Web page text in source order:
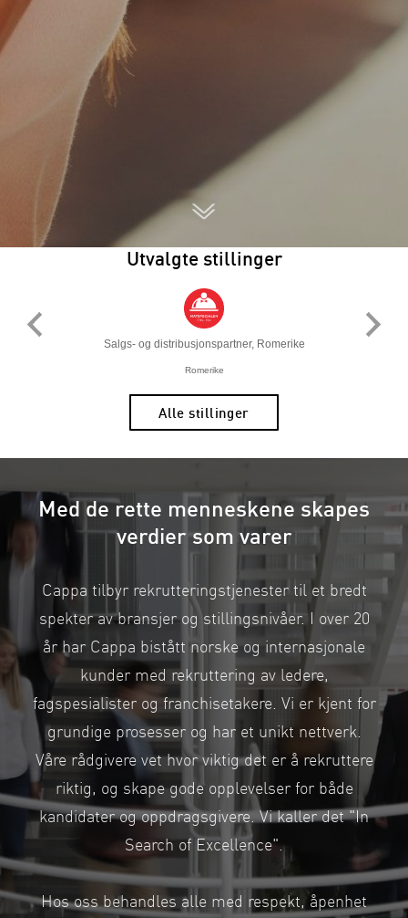
Utvalgte stillinger
Salgs- og distribusjonspartner, Romerike
Romerike
Alle stillinger
Med de rette menneskene skapes
verdier som varer
Cappa tilbyr rekrutteringstjenester til et bredt
spekter av bransjer og stillingsnivåer. I over 20
år har Cappa bistått norske og internasjonale
kunder med rekruttering av ledere,
fagspesialister og franchisetakere. Vi er kjent for
grundige prosesser og har et unikt nettverk.
Våre rådgivere vet hvor viktig det er å rekruttere
riktig, og skape gode opplevelser for både
kandidater og oppdragsgivere. Vi kaller det "In
Search of Excellence".
Hos oss behandles alle med respekt, åpenhet